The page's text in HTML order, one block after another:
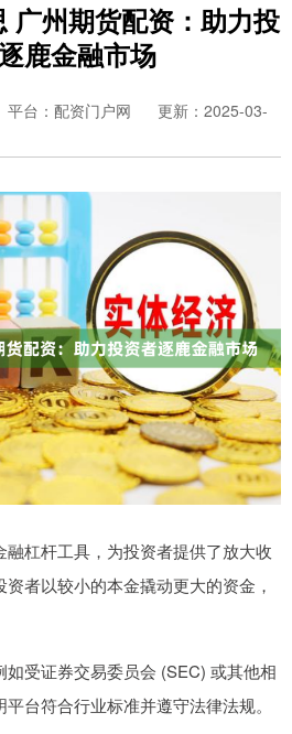
广州期货配资：助力投
鹿金融市场
平台：配资门户网
更新：2025-03-
融杠杆工具，为投资者提供了放大收
者以较小的本金撬动更大的资金，
受证券交易委员会 (SEC) 或其他相
台符合行业标准并遵守法律法规。